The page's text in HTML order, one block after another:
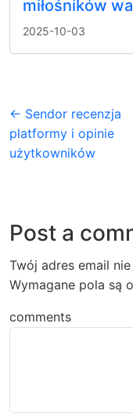
miłośników
2025-10-03
← Sendor recenzja
platformy i opinie
użytkowników
Post a
Twój adres email
Wymagane pola są
comments